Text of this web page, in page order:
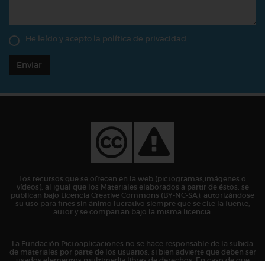
He leído y acepto la política de privacidad
Enviar
Los recursos que se ofrecen en la web (pictogramas,imágenes o
vídeos), al igual que los Materiales elaborados a partir de éstos, se
publican bajo Licencia Creative Commons (BY-NC-SA), autorizándose
su uso para fines sin ánimo lucrativo siempre que se cite la fuente,
autor y se compartan bajo la misma licencia.
La Fundación Pictoaplicaciones no se hace responsable de la subida
de materiales por parte de los usuarios, si bien advierte que deben ser